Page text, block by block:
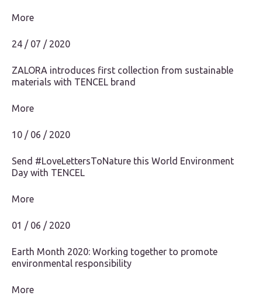
More
24 / 07 / 2020
ZALORA introduces first collection from sustainable
materials with TENCEL brand
More
10 / 06 / 2020
Send #LoveLettersToNature this World Environment
Day with TENCEL️
More
01 / 06 / 2020
Earth Month 2020: Working together to promote
environmental responsibility
More